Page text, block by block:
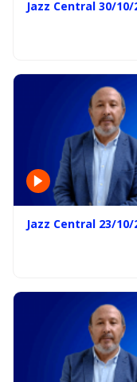
Jazz Central 30/10/
Jazz Central 23/10/